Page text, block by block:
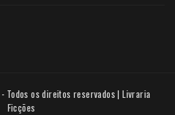
Todos os direitos reservados | Livraria
Ficções